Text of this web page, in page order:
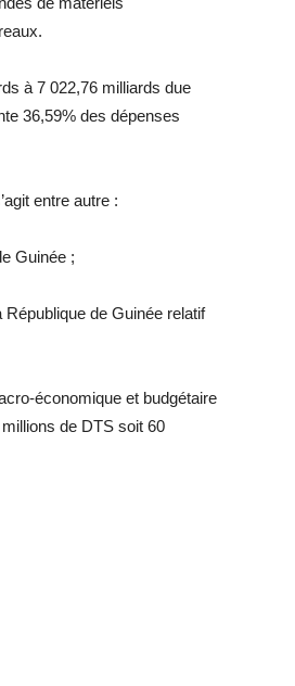
à 7 022,76 milliards due
36,59% des dépenses
entre autre :
Guinée ;
République de Guinée relatif
économique et budgétaire
de DTS soit 60